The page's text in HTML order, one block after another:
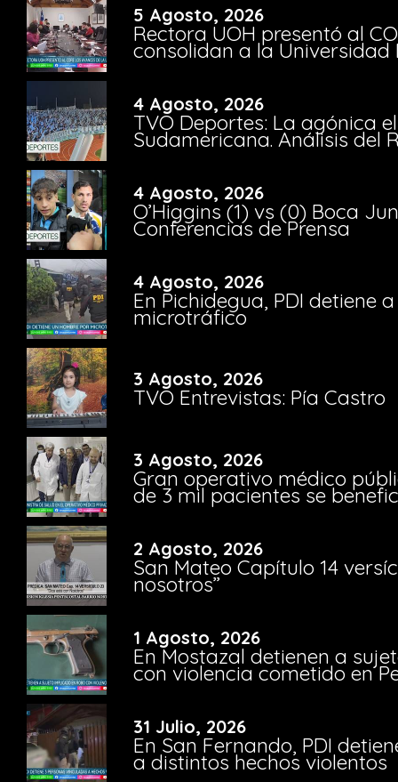
5 Agosto, 2026
Rectora UOH presentó al
consolidan a la Universidad
4 Agosto, 2026
TVO Deportes: La agónica
Sudamericana. Análisis del
4 Agosto, 2026
O’Higgins (1) vs (0) Boca
Conferencias de Prensa
4 Agosto, 2026
En Pichidegua, PDI detiene
microtráfico
3 Agosto, 2026
TVO Entrevistas: Pía Castro
3 Agosto, 2026
Gran operativo médico
de 3 mil pacientes se
2 Agosto, 2026
San Mateo Capítulo 14
nosotros”
1 Agosto, 2026
En Mostazal detienen a
con violencia cometido en
31 Julio, 2026
En San Fernando, PDI
a distintos hechos violentos